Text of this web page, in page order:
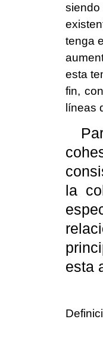
siendo
tenga
esta
fin,
líneas
la
esta